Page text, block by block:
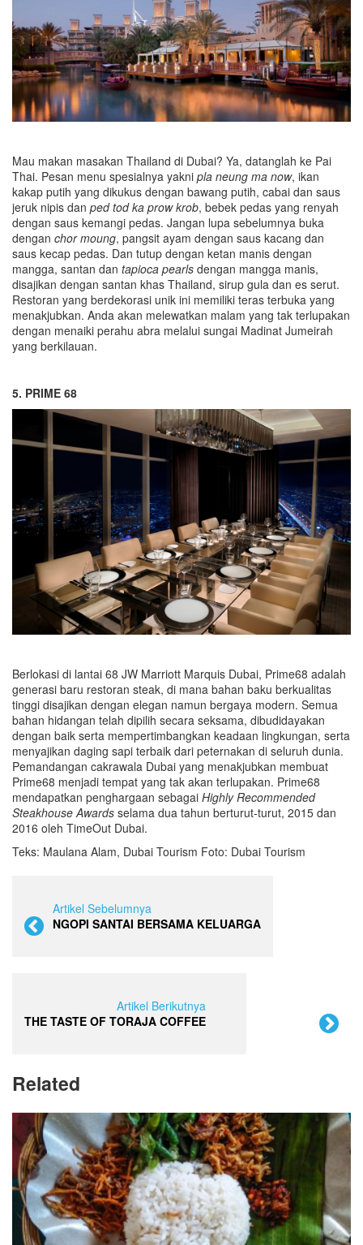
Mau makan masakan Thailand di Dubai? Ya, datanglah ke Pai
Thai. Pesan menu spesialnya yakni pla neung ma now, ikan
kakap putih yang dikukus dengan bawang putih, cabai dan saus
jeruk nipis dan ped tod ka prow krob, bebek pedas yang renyah
dengan saus kemangi pedas. Jangan lupa sebelumnya buka
dengan chor moung, pangsit ayam dengan saus kacang dan
saus kecap pedas. Dan tutup dengan ketan manis dengan
mangga, santan dan tapioca pearls dengan mangga manis,
disajikan dengan santan khas Thailand, sirup gula dan es serut.
Restoran yang berdekorasi unik ini memiliki teras terbuka yang
menakjubkan. Anda akan melewatkan malam yang tak terlupakan
dengan menaiki perahu abra melalui sungai Madinat Jumeirah
yang berkilauan.
5. PRIME 68
Berlokasi di lantai 68 JW Marriott Marquis Dubai, Prime68 adalah
generasi baru restoran steak, di mana bahan baku berkualitas
tinggi disajikan dengan elegan namun bergaya modern. Semua
bahan hidangan telah dipilih secara seksama, dibudidayakan
dengan baik serta mempertimbangkan keadaan lingkungan, serta
menyajikan daging sapi terbaik dari peternakan di seluruh dunia.
Pemandangan cakrawala Dubai yang menakjubkan membuat
Prime68 menjadi tempat yang tak akan terlupakan. Prime68
mendapatkan penghargaan sebagai Highly Recommended
Steakhouse Awards selama dua tahun berturut-turut, 2015 dan
2016 oleh TimeOut Dubai.
Teks: Maulana Alam, Dubai Tourism Foto: Dubai Tourism
Artikel Sebelumnya
NGOPI SANTAI BERSAMA KELUARGA
Artikel Berikutnya
THE TASTE OF TORAJA COFFEE
Related